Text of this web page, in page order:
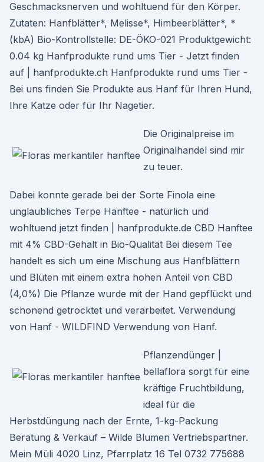
Geschmacksnerven und wohltuend für den Körper.
Zutaten: Hanfblätter*, Melisse*, Himbeerblätter*, *
(kbA) Bio-Kontrollstelle: DE-ÖKO-021 Produktgewicht:
0.04 kg Hanfprodukte rund ums Tier - Jetzt finden
auf | hanfprodukte.ch Hanfprodukte rund ums Tier -
Bei uns finden Sie Produkte aus Hanf für Ihren Hund,
Ihre Katze oder für Ihr Nagetier.
Die Originalpreise im
Originalhandel sind mir
zu teuer.
Dabei konnte gerade bei der Sorte Finola eine
unglaubliches Terpe Hanftee - natürlich und
wohltuend jetzt finden | hanfprodukte.de CBD Hanftee
mit 4% CBD-Gehalt in Bio-Qualität Bei diesem Tee
handelt es sich um eine Mischung aus Hanfblättern
und Blüten mit einem extra hohen Anteil von CBD
(4,0%) Die Pflanze wurde mit der Hand gepflückt und
schonend getrocktet und verarbeitet. Verwendung
von Hanf - WILDFIND Verwendung von Hanf.
Pflanzendünger |
bellaflora sorgt für eine
kräftige Fruchtbildung,
ideal für die
Herbstdüngung nach der Ernte, 1-kg-Packung
Beratung & Verkauf – Wilde Blumen Vertriebspartner.
Mein Müli 4020 Linz, Pfarrplatz 16 Tel 0732 775688